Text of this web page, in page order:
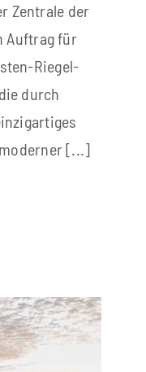
Zentrale der
Auftrag für
Riegel-
durch
[...]